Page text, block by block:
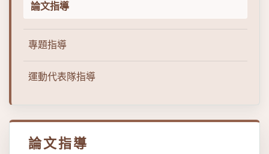
論文指導
專題指導
運動代表隊指導
論文指導